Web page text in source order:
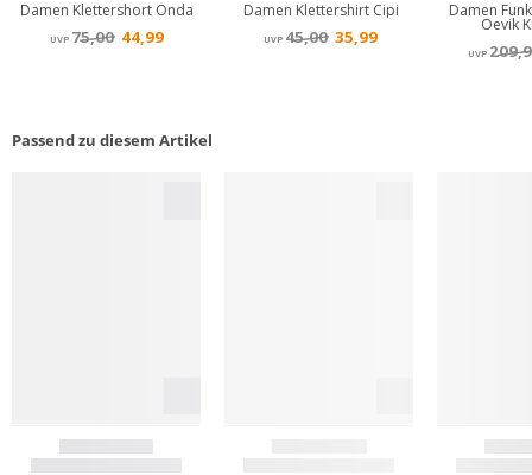
Passend zu diesem Artikel